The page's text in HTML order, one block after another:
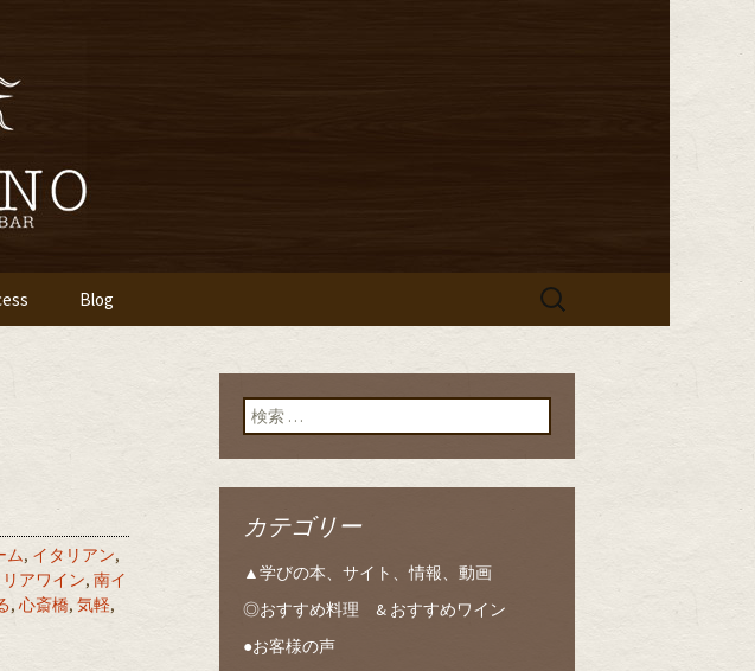
アン「イタリア食
～」のブログ
Blog
検
ム, イタリアン,
アワイン, 南イ
,心斎橋, 気軽,
検索:
カテゴリー
▲学びの本、サイト、情報、動画
◎おすすめ料理 & おすすめワイン
●お客様の声